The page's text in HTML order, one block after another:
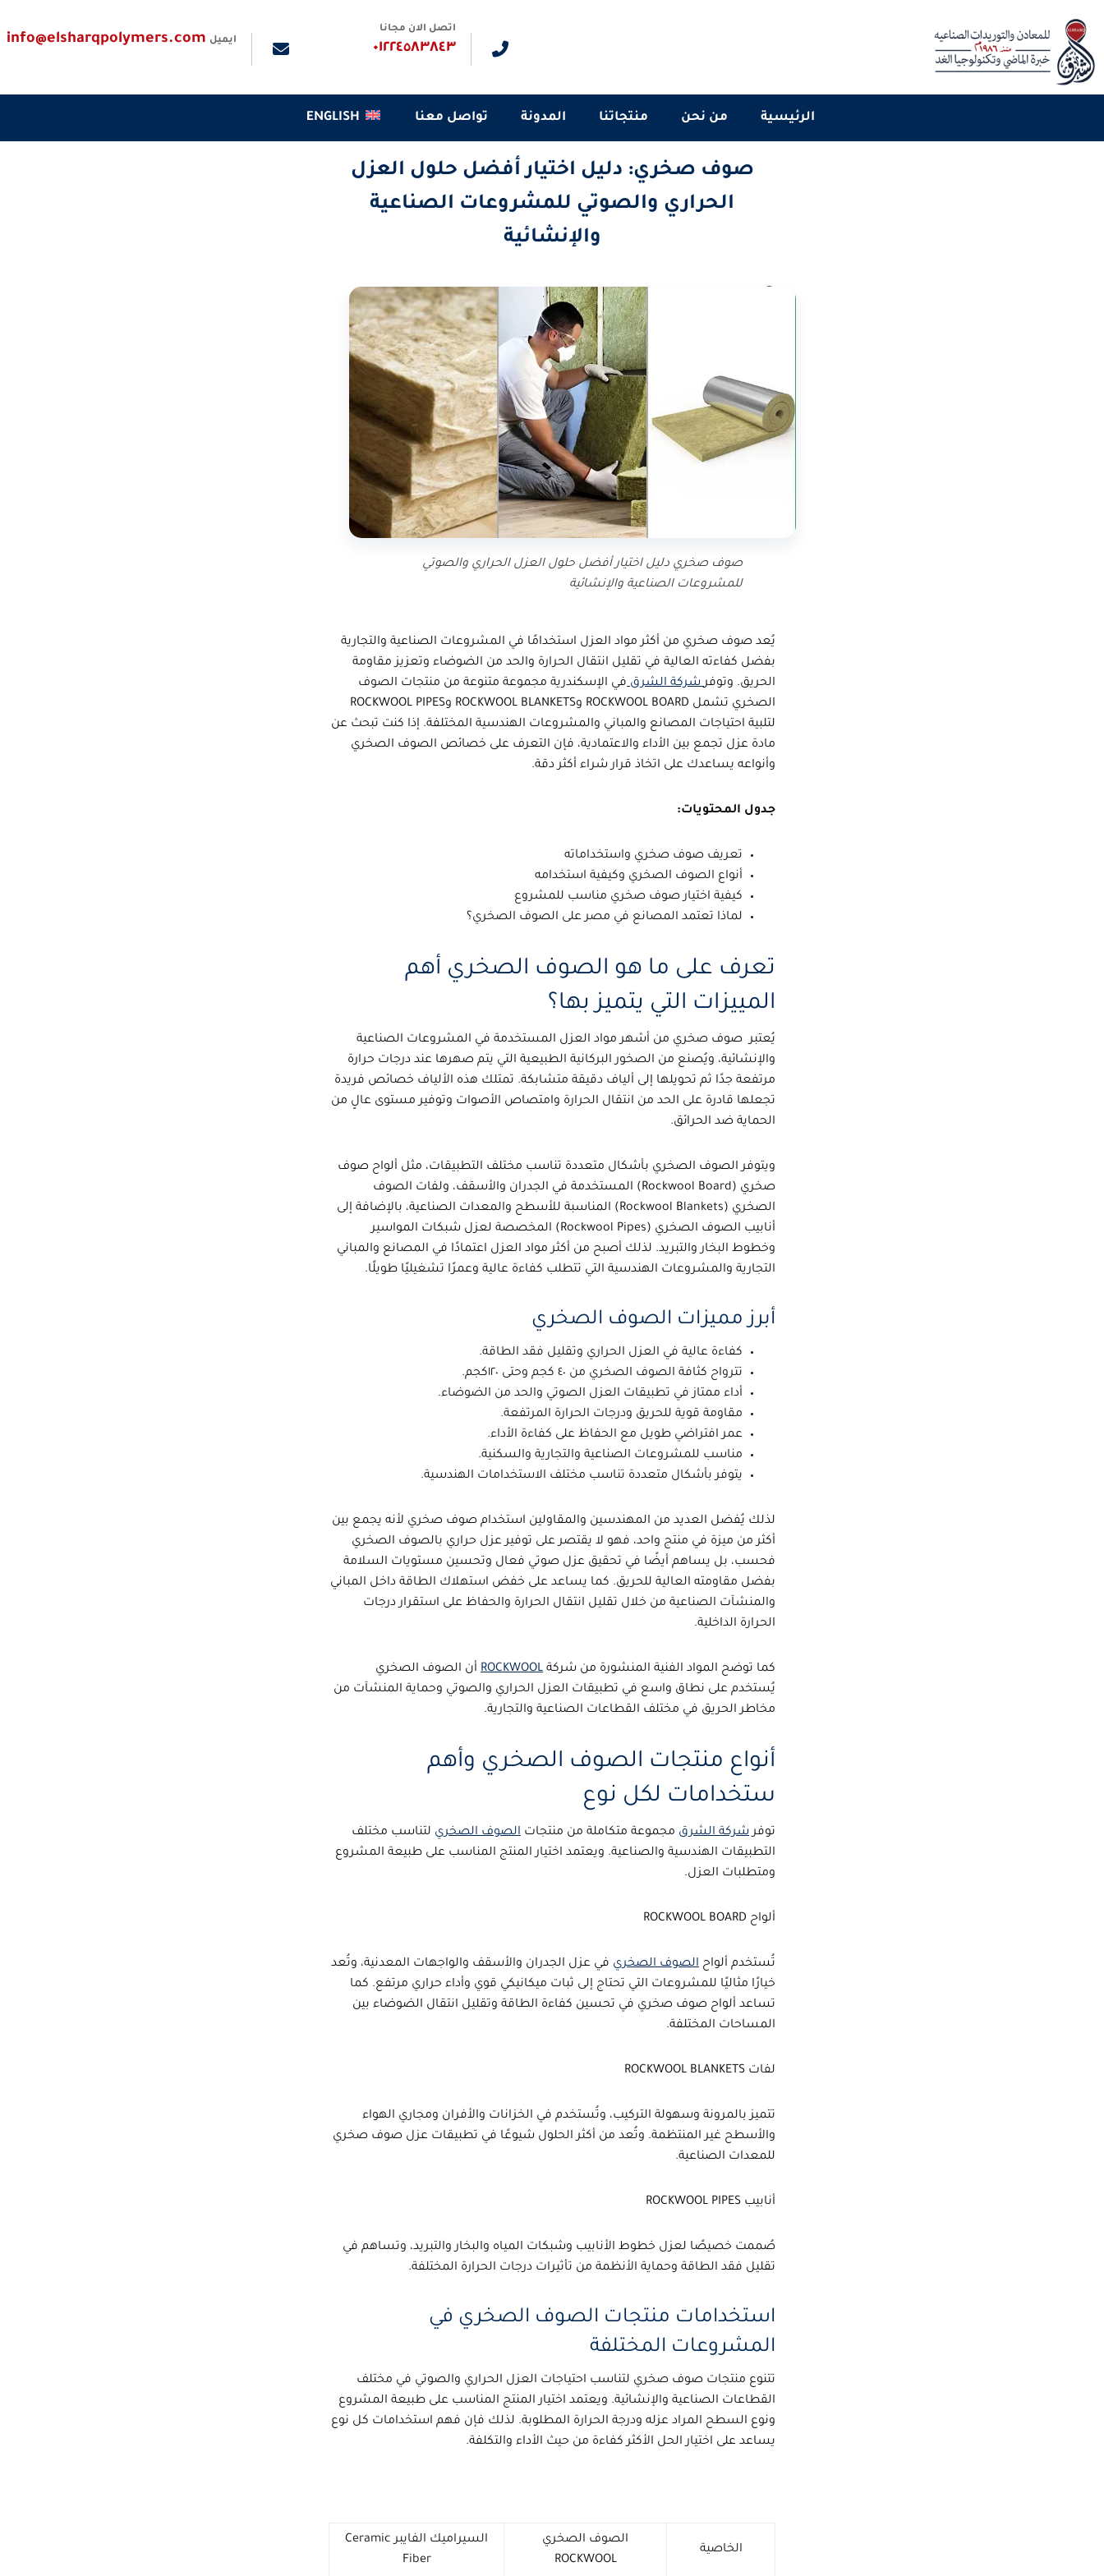
اتصل الان مجانا
٠١٢٢٤٥٨٣٨٤٣ ايميل info@elsharqpolymers.com
الرئيسية من نحن منتجاتنا المدونة تواصل معنا ENGLISH
صوف صخري: دليل اختيار أفضل حلول العزل
الحراري والصوتي للمشروعات الصناعية
والإنشائية
صوف صخري دليل اختيار أفضل حلول العزل الحراري والصوتي
للمشروعات الصناعية والإنشائية
يُعد صوف صخري من أكثر مواد العزل استخدامًا في المشروعات الصناعية والتجارية
بفضل كفاءته العالية في تقليل انتقال الحرارة والحد من الضوضاء وتعزيز مقاومة
الحريق. وتوفرشركة الشرقفي الإسكندرية مجموعة متنوعة من منتجات الصوف
الصخري تشمل ROCKWOOL BOARD وROCKWOOL BLANKETS وROCKWOOL PIPES
لتلبية احتياجات المصانع والمباني والمشروعات الهندسية المختلفة. إذا كنت تبحث عن
مادة عزل تجمع بين الأداء والاعتمادية، فإن التعرف على خصائص الصوف الصخري
وأنواعه يساعدك على اتخاذ قرار شراء أكثر دقة.
جدول المحتويات:
تعريف صوف صخري واستخداماته
أنواع الصوف الصخري وكيفية استخدامه
كيفية اختيار صوف صخري مناسب للمشروع
لماذا تعتمد المصانع في مصر على الصوف الصخري؟
تعرف على ما هو الصوف الصخري أهم
المييزات التي يتميز بها؟
يُعتبر صوف صخري من أشهر مواد العزل المستخدمة في المشروعات الصناعية
والإنشائية، ويُصنع من الصخور البركانية الطبيعية التي يتم صهرها عند درجات حرارة
مرتفعة جدًا ثم تحويلها إلى ألياف دقيقة متشابكة. تمتلك هذه الألياف خصائص فريدة
تجعلها قادرة على الحد من انتقال الحرارة وامتصاص الأصوات وتوفير مستوى عالٍ من
الحماية ضد الحرائق.
ويتوفر الصوف الصخري بأشكال متعددة تناسب مختلف التطبيقات، مثل ألواح صوف
صخري (Rockwool Board) المستخدمة في الجدران والأسقف، و
لفات الصوف
الصخري (Rockwool Blankets) المناسبة للأسطح والمعدات الصناعية، بالإضافة إلى
أنابيب الصوف الصخري
(Rockwool Pipes) المخصصة لعزل شبكات المواسير
وخطوط البخار والتبريد. لذلك أصبح من أكثر مواد العزل اعتمادًا في المصانع والمباني
التجارية والمشروعات الهندسية التي تتطلب كفاءة عالية وعمرًا تشغيليًا طويلًا.
أبرز مميزات الصوف الصخري
كفاءة عالية في العزل الحراري وتقليل فقد الطاقة.
تترواح كثافة الصوف الصخري من ٤٠ كجم وحتى ١٢٠كجم.
أداء ممتاز في تطبيقات العزل الصوتي والحد من الضوضاء.
مقاومة قوية للحريق ودرجات الحرارة المرتفعة.
عمر افتراضي طويل مع الحفاظ على كفاءة الأداء.
مناسب للمشروعات الصناعية والتجارية والسكنية.
يتوفر بأشكال متعددة تناسب مختلف الاستخدامات الهندسية.
لذلك يُفضل العديد من المهندسين والمقاولين استخدام صوف صخري لأنه يجمع بين
أكثر من ميزة في منتج واحد، فهو لا يقتصر على توفيرعزل حراري بالصوف الصخري
فحسب، بل يساهم أيضًا في تحقيق عزل صوتي فعال وتحسين مستويات السلامة
بفضل مقاومته العالية للحريق. كما يساعد على خفض استهلاك الطاقة داخل المباني
والمنشآت الصناعية من خلال تقليل انتقال الحرارة والحفاظ على استقرار درجات
الحرارة الداخلية.
كما توضح المواد الفنية المنشورة من شركة ROCKWOOL أن الصوف الصخري
يُستخدم على نطاق واسع في تطبيقات العزل الحراري والصوتي وحماية المنشآت من
مخاطر الحريق في مختلف القطاعات الصناعية والتجارية.
أنواع منتجات الصوف الصخري وأهم
ستخدامات لكل نوع
توفرشركة الشرق مجموعة متكاملة من منتجات الصوف الصخري لتناسب مختلف
التطبيقات الهندسية والصناعية. ويعتمد اختيار المنتج المناسب على طبيعة المشروع
ومتطلبات العزل.
ألواح ROCKWOOL BOARD
تُستخدم ألواح الصوف الصخري في عزل الجدران والأسقف والواجهات المعدنية، وتُعد
خيارًا مثاليًا للمشروعات التي تحتاج إلى ثبات ميكانيكي قوي وأداء حراري مرتفع. كما
تساعد ألواح صوف صخري في تحسين كفاءة الطاقة وتقليل انتقال الضوضاء بين
المساحات المختلفة.
لفات ROCKWOOL BLANKETS
تتميز بالمرونة وسهولة التركيب، وتُستخدم في الخزانات والأفران ومجاري الهواء
والأسطح غير المنتظمة. وتُعد من أكثر الحلول شيوعًا في تطبيقات عزل صوف صخري
للمعدات الصناعية.
أنابيب ROCKWOOL PIPES
صُممت خصيصًا لعزل خطوط الأنابيب وشبكات المياه والبخار والتبريد، وتساهم في
تقليل فقد الطاقة وحماية الأنظمة من تأثيرات درجات الحرارة المختلفة.
استخدامات منتجات الصوف الصخري في
المشروعات المختلفة
تتنوع منتجات صوف صخري لتناسب احتياجات العزل الحراري والصوتي في مختلف
القطاعات الصناعية والإنشائية. ويعتمد اختيار المنتج المناسب على طبيعة المشروع
ونوع السطح المراد عزله ودرجة الحرارة المطلوبة. لذلك فإن فهم استخدامات كل نوع
يساعد على اختيار الحل الأكثر كفاءة من حيث الأداء والتكلفة.
الخاصية
الصوف الصخري
ROCKWOOL
السيراميك الفايبر Ceramic
Fiber